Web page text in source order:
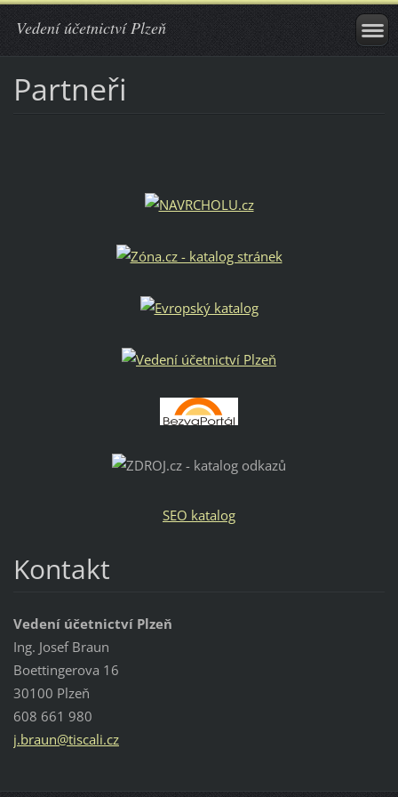
Vedení účetnictví Plzeň
Partneři
SEO katalog
Kontakt
Vedení účetnictví Plzeň
Ing. Josef Braun
Boettingerova 16
30100 Plzeň
608 661 980
j.braun@tiscali.cz